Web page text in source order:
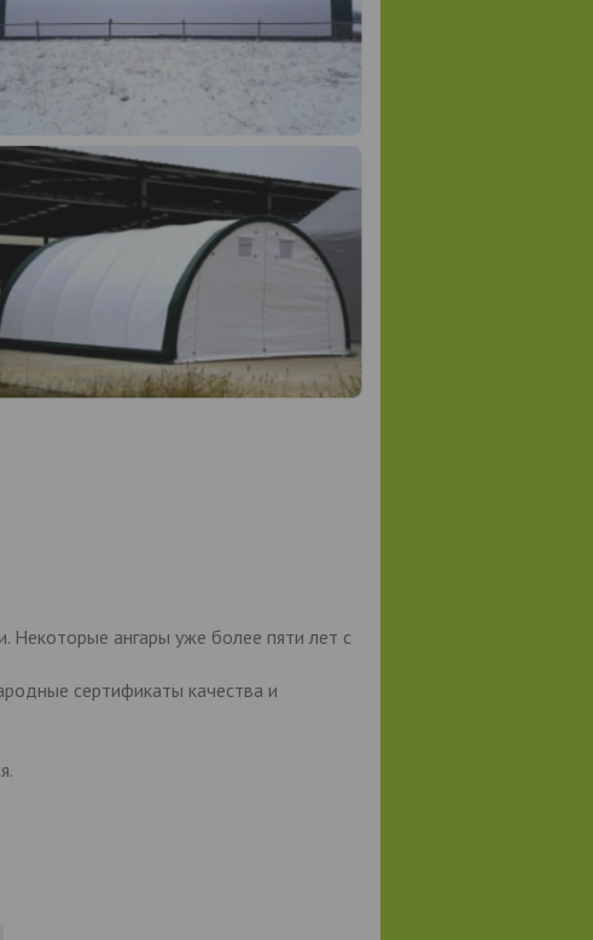
Некоторые ангары уже более пяти лет с
сертификаты качества и